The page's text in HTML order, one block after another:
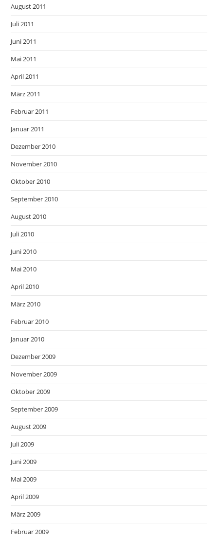
August 2011
Juli 2011
Juni 2011
Mai 2011
April 2011
März 2011
Februar 2011
Januar 2011
Dezember 2010
November 2010
Oktober 2010
September 2010
August 2010
Juli 2010
Juni 2010
Mai 2010
April 2010
März 2010
Februar 2010
Januar 2010
Dezember 2009
November 2009
Oktober 2009
September 2009
August 2009
Juli 2009
Juni 2009
Mai 2009
April 2009
März 2009
Februar 2009